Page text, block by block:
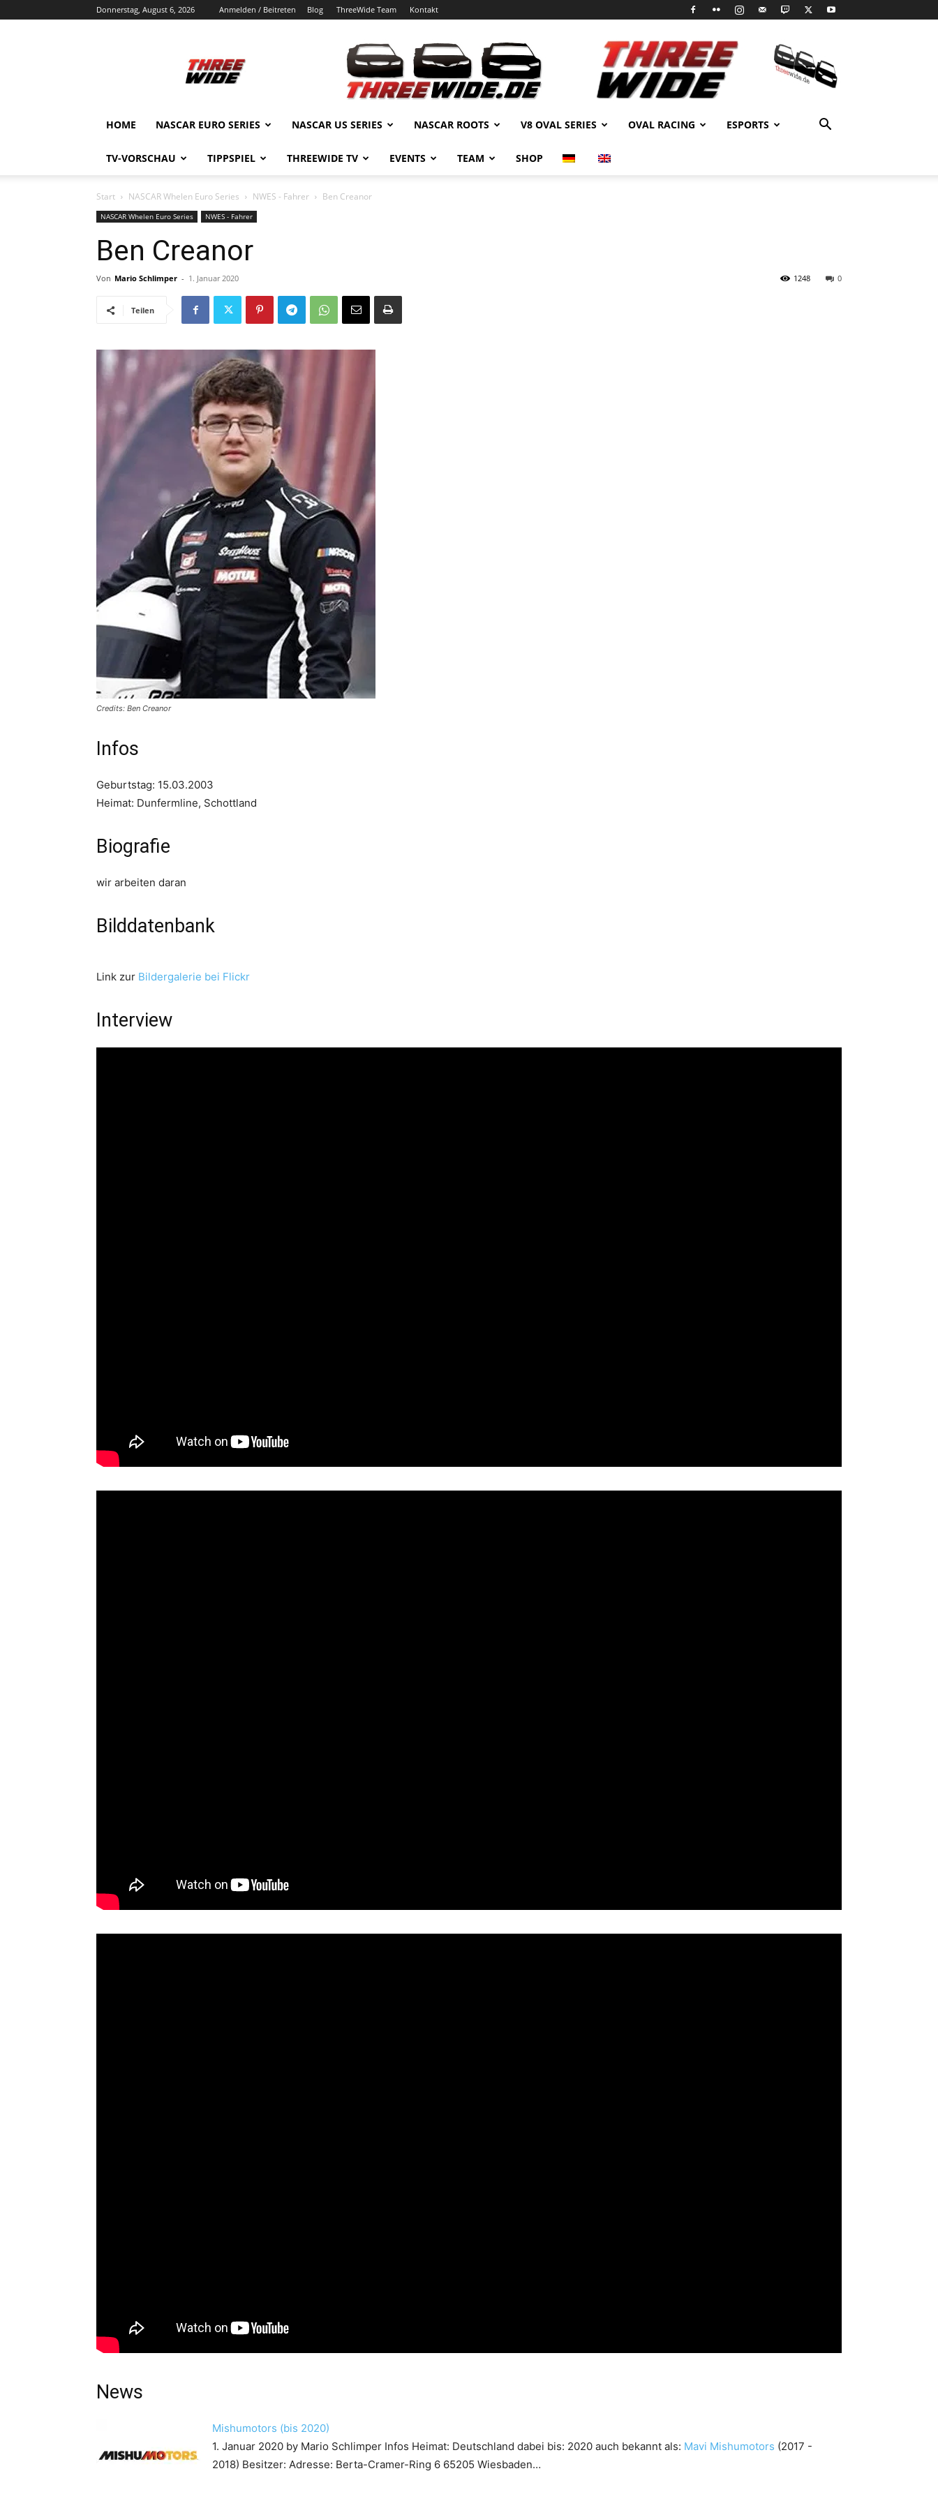
Donnerstag, August 6, 2026 Anmelden / Beitreten Blog ThreeWide Team Kontakt
HOME NASCAR EURO SERIES NASCAR US SERIES NASCAR ROOTS V8 OVAL SERIES OVAL RACING ESPORTS
TV-VORSCHAU TIPPSPIEL THREEWIDE TV EVENTS TEAM SHOP
Start NASCAR Whelen Euro Series NWES - Fahrer Ben Creanor
NASCAR Whelen Euro Series NWES - Fahrer
Ben Creanor
Von Mario Schlimper - 1. Januar 2020 0
1248
Teilen
Credits: Ben Creanor
Infos
Geburtstag: 15.03.2003
Heimat: Dunfermline, Schottland
Biografie
wir arbeiten daran
Bilddatenbank
Link zur Bildergalerie bei Flickr
Interview
News
Mishumotors (bis 2020)
1. Januar 2020 by Mario Schlimper Infos Heimat: Deutschland dabei bis: 2020 auch bekannt als: Mavi Mishumotors (2017 -
2018) Besitzer: Adresse: Berta-Cramer-Ring 6 65205 Wiesbaden…